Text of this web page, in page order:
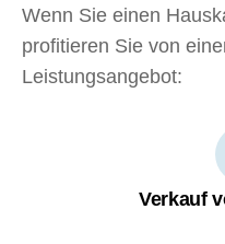
Wenn Sie einen
profitieren Sie von
Leistungsangebot:
Verkauf